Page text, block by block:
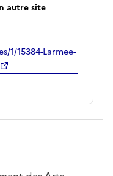
autre site
1/15384-Larmee-